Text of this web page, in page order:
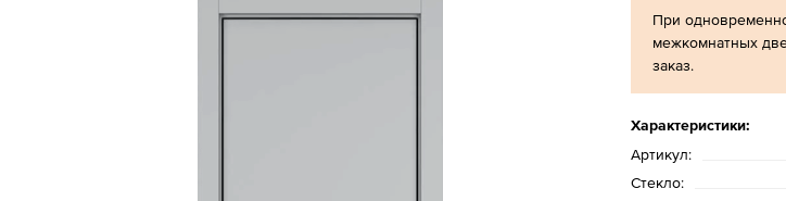
При
межкомнатных
заказ.
Характеристики:
Артикул:
Стекло: